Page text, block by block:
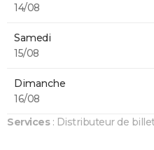
14/08
Samedi
15/08
Dimanche
16/08
Services: Distributeur de